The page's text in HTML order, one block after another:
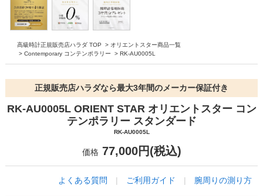
高級時計正規販売店ハラダ TOP > オリエントスター商品一覧
> Contemporary コンテンポラリー > RK-AU0005L
正規販売店ハラダなら最大3年間のメーカー保証付き
RK-AU0005L ORIENT STAR オリエントスター コン
テンポラリー スタンダード
RK-AU0005L
価格77,000円(税込)
よくある質問 | ご利用ガイド | 腕周りの測り方